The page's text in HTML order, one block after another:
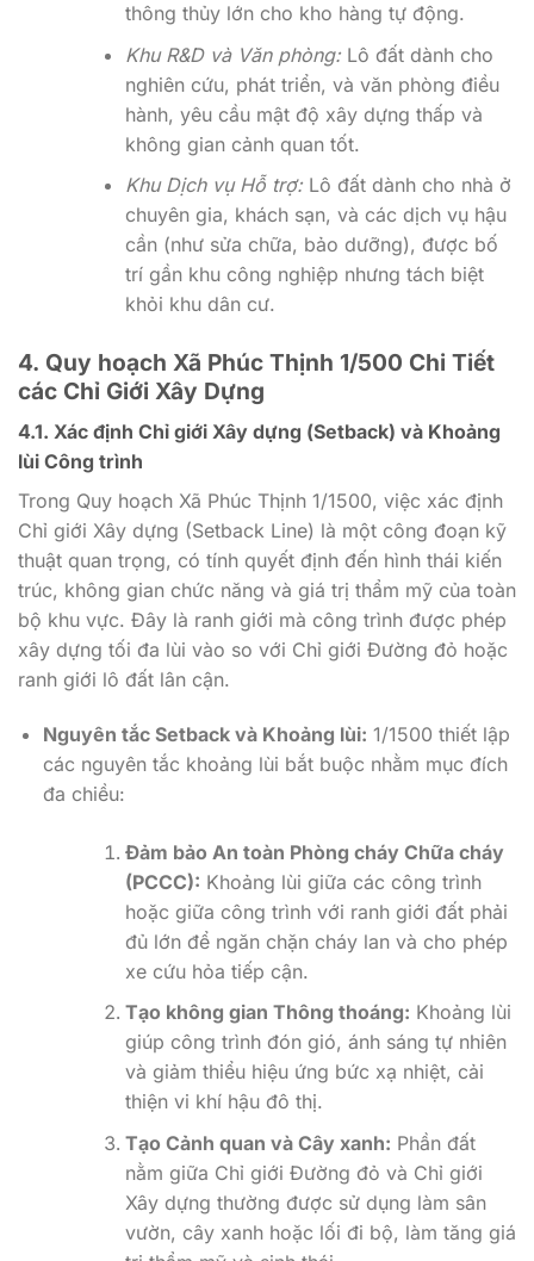
thông thủy lớn cho kho hàng tự động.
Khu R&D và Văn phòng:Lô đất dành cho
nghiên cứu, phát triển, và văn phòng điều
hành, yêu cầu mật độ xây dựng thấp và
không gian cảnh quan tốt.
Khu Dịch vụ Hỗ trợ:Lô đất dành cho nhà ở
chuyên gia, khách sạn, và các dịch vụ hậu
cần (như sửa chữa, bảo dưỡng), được bố
trí gần khu công nghiệp nhưng tách biệt
khỏi khu dân cư.
4. Quy hoạch Xã Phúc Thịnh 1/500 Chi Tiết
các Chỉ Giới Xây Dựng
4.1. Xác định Chỉ giới Xây dựng (Setback) và Khoảng
lùi Công trình
Trong Quy hoạch Xã Phúc Thịnh 1/1500, việc xác định
Chỉ giới Xây dựng (Setback Line) là một công đoạn kỹ
thuật quan trọng, có tính quyết định đến hình thái kiến
trúc, không gian chức năng và giá trị thẩm mỹ của toàn
bộ khu vực. Đây là ranh giới mà công trình được phép
xây dựng tối đa lùi vào so với Chỉ giới Đường đỏ hoặc
ranh giới lô đất lân cận.
Nguyên tắc Setback và Khoảng lùi: 1/1500 thiết lập
các nguyên tắc khoảng lùi bắt buộc nhằm mục đích
đa chiều:
Đảm bảo An toàn Phòng cháy Chữa cháy
(PCCC): Khoảng lùi giữa các công trình
hoặc giữa công trình với ranh giới đất phải
đủ lớn để ngăn chặn cháy lan và cho phép
xe cứu hỏa tiếp cận.
Tạo không gian Thông thoáng: Khoảng lùi
giúp công trình đón gió, ánh sáng tự nhiên
và giảm thiểu hiệu ứng bức xạ nhiệt, cải
thiện vi khí hậu đô thị.
Tạo Cảnh quan và Cây xanh: Phần đất
nằm giữa Chỉ giới Đường đỏ và Chỉ giới
Xây dựng thường được sử dụng làm sân
vườn, cây xanh hoặc lối đi bộ, làm tăng giá